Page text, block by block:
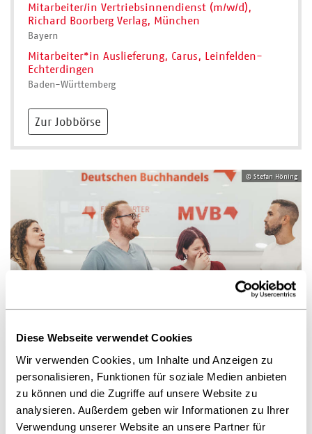
Diese Webseite verwendet Cookies
Wir verwenden Cookies, um Inhalte und Anzeigen zu
personalisieren, Funktionen für soziale Medien anbieten
zu können und die Zugriffe auf unsere Website zu
analysieren. Außerdem geben wir Informationen zu Ihrer
Verwendung unserer Website an unsere Partner für
Mitarbeiter/in Vertriebsinnendienst (m/w/d),
Richard Boorberg Verlag, München
Bayern
Mitarbeiter*in Auslieferung, Carus, Leinfelden-
Echterdingen
Baden-Württemberg
Zur Jobbörse
© Stefan Höning
Alle Infos aus dem Börsenverein
Abonnieren Sie unsere Newsletter und tragen sich
in folgende Verteiler ein.